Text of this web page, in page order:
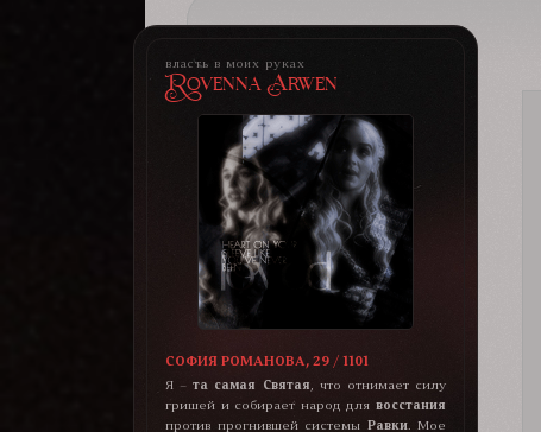
власть в моих руках
Rovenna Arwen
СОФИЯ РОМАНОВА, 29 / 1101
Я –та самая Святая , что отнимает силу
гришей и собирает народ для восстания
против прогнившей системы Равки. Мое